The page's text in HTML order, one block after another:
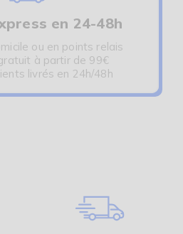
en 24-48h
ou en points relais
à partir de 99€
livrés en 24h/48h